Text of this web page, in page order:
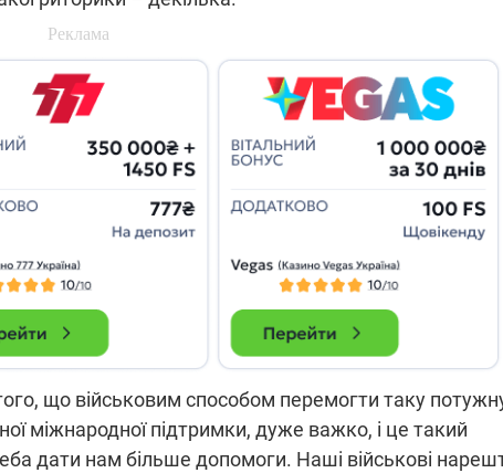
що військовим способом перемогти таку
міжнародної підтримки, дуже важко, і це такий
дати нам більше допомоги. Наші військові